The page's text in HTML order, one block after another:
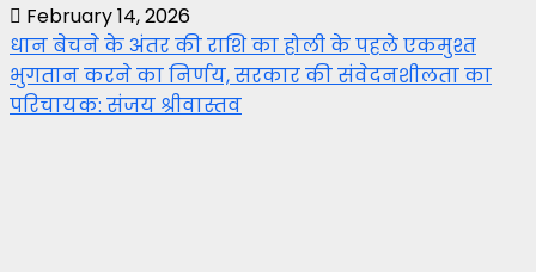
February 14, 2026
धान बेचने के अंतर की राशि का होली के पहले एकमुश्त
भुगतान करने का निर्णय, सरकार की संवेदनशीलता का
परिचायक: संजय श्रीवास्तव